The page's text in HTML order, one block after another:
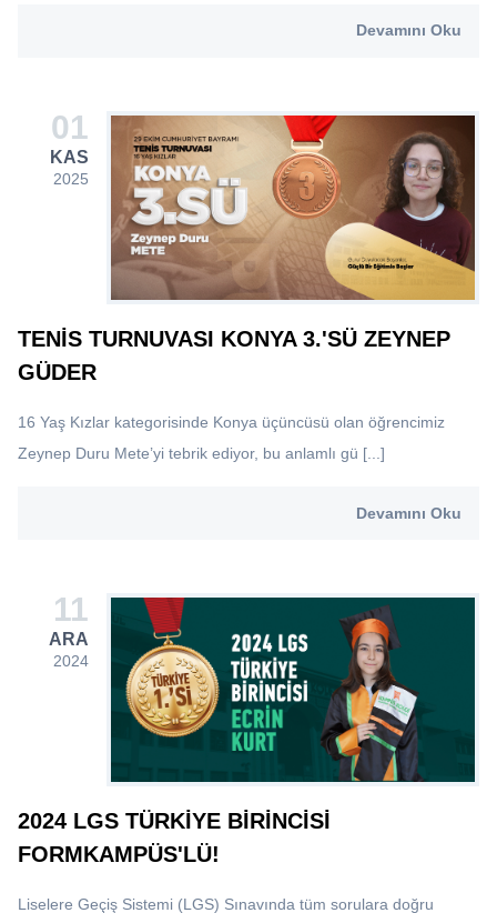
Devamını Oku
01
KAS
2025
TENIS TURNUVASI KONYA 3.'SÜ ZEYNEP
GÜDER
16 Yaş Kızlar kategorisinde Konya üçüncüsü olan öğrencimiz
Zeynep Duru Mete’yi tebrik ediyor, bu anlamlı gü [...]
Devamını Oku
11
ARA
2024
2024 LGS TÜRKIYE BIRINCISI
FORMKAMPÜS'LÜ!
Liselere Geçiş Sistemi (LGS) Sınavında tüm sorulara doğru